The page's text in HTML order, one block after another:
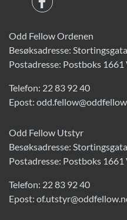
Odd Fellow Ordenen
Besøksadresse:
Postadresse: Postboks
Telefon: 22 83 92 40
Epost:
Odd Fellow Utstyr
Besøksadresse:
Postadresse: Postboks
Telefon: 22 83 92 40
Epost: